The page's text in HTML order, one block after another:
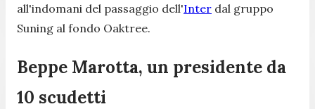
all'indomani del passaggio dell'Inter dal gruppo
Suning al fondo Oaktree.
Beppe Marotta, un presidente da
10 scudetti